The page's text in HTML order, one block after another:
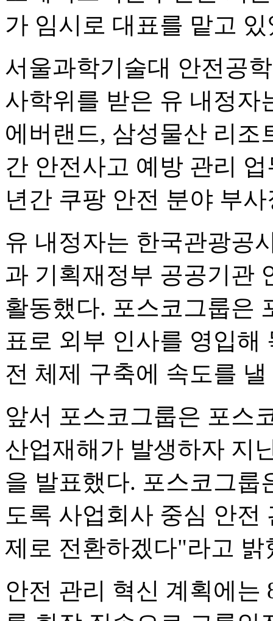
가 임시로 대표를 맡고
서울과학기술대 안전공
사학위를 받은 유 내정자
에버랜드, 삼성물산 리조
간 안전사고 예방 관리
년간 쿠팡 안전 분야 부
유 내정자는 한국관광공
과 기획재정부 공공기관
활동했다. 포스코그룹은
표로 외부 인사를 영입
전 체제 구축에 속도를
앞서 포스코그룹은 포스
산업재해가 발생하자 지
을 발표했다. 포스코그룹
도록 사업회사 중심 안전
제로 전환하겠다"라고 밝
안전 관리 혁신 계획에는